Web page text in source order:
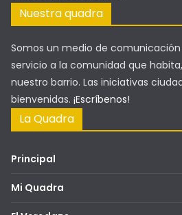
Nuestra quadra
Somos un medio de
servicio a la comunidad que
nuestro barrio. Las iniciativas
bienvenidas. ¡Escríbenos!
La Quadra
Principal
Mi Quadra